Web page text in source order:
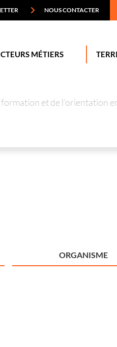
NOUS CONTACTER
MÉTIERS
et de l’orientation
ORGANISME